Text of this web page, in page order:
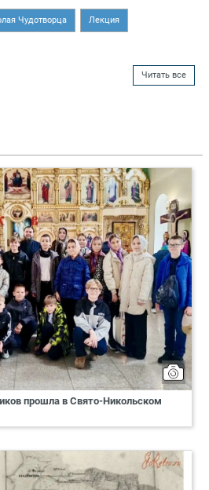
Чудотворца Лекция
Читать все
прошла в Свято-Никольском